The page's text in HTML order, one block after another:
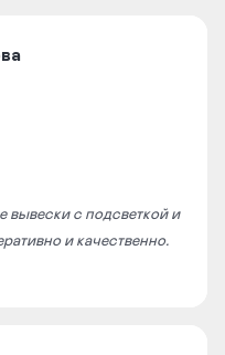
вывески с подсветкой и
и качественно.